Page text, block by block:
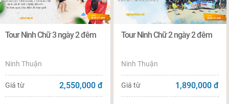
Tour Ninh Chữ 3 ngày 2 đêm
Ninh Thuận
Giá từ 2,550,000 đ
Tour Ninh Chữ 2 ngày 2 đêm
Ninh Thuận
Giá từ 1,890,000 đ